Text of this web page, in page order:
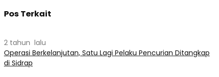
Pos Terkait
2 tahun lalu
Operasi Berkelanjutan, Satu Lagi Pelaku Pencurian Ditangkap
di Sidrap